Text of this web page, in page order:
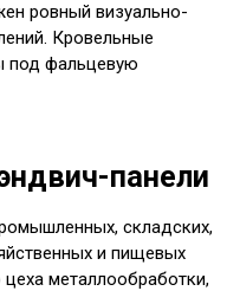
ровный визуально-
Кровельные
под фальцевую
панели
складских,
и пищевых
металлообработки,